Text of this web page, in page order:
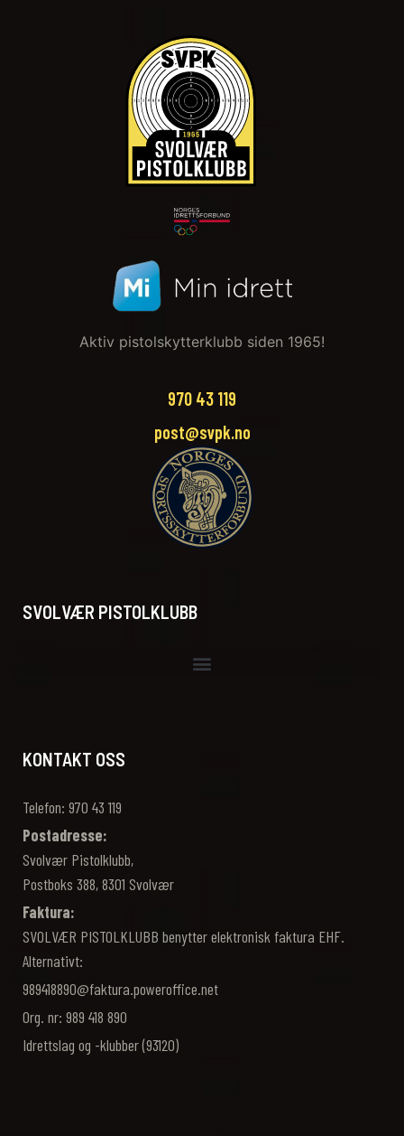
Aktiv pistolskytterklubb siden 1965!
970 43 119‬
post@svpk.no
SVOLVÆR PISTOLKLUBB
KONTAKT OSS
Telefon: 970 43 119‬
Postadresse:
Svolvær Pistolklubb,
Postboks 388, 8301 Svolvær
Faktura:
SVOLVÆR PISTOLKLUBB benytter elektronisk faktura EHF.
Alternativt:
989418890@faktura.poweroffice.net
Org. nr: 989 418 890
Idrettslag og -klubber (93120)